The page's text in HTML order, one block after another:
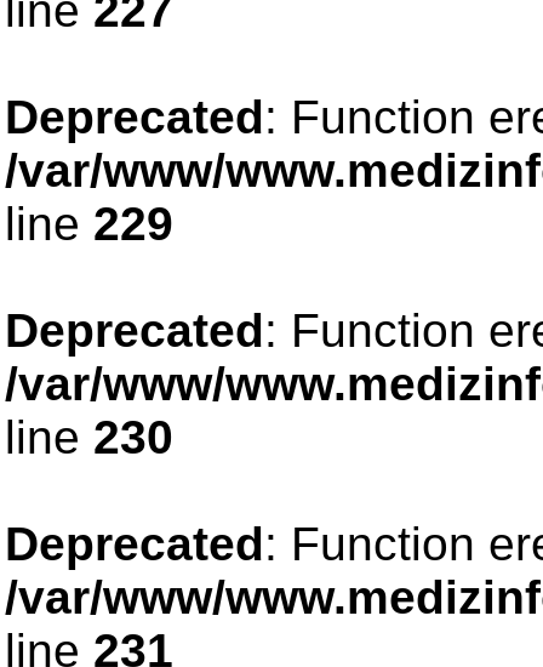
Deprecated: Function
/var/www/
line 229
Deprecated: Function
/var/www/
line 230
Deprecated: Function
/var/www/
line 231